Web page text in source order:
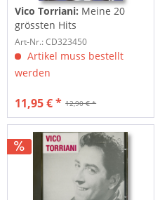
Vico Torriani: Meine 20
grössten Hits
Art-Nr.: CD323450
Artikel muss bestellt
werden
12,90 € *
11,95 € *